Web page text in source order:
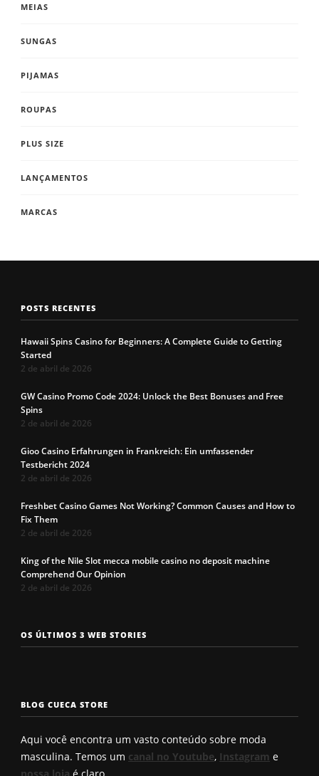
MEIAS
SUNGAS
PIJAMAS
ROUPAS
PLUS SIZE
LANÇAMENTOS
MARCAS
POSTS RECENTES
Hawaii Spins Casino for Beginners: A Complete Guide to Getting
Started
2 de abril de 2026
GW Casino Promo Code 2024: Unlock the Best Bonuses and Free
Spins
2 de abril de 2026
Gioo Casino Erfahrungen in Frankreich: Ein umfassender
Testbericht 2024
2 de abril de 2026
Freshbet Casino Games Not Working? Common Causes and How to
Fix Them
2 de abril de 2026
King of the Nile Slot mecca mobile casino no deposit machine
Comprehend Our Opinion
2 de abril de 2026
OS ÚLTIMOS 3 WEB STORIES
Os 7 tipos de
rosto
Cueca com
enchimento
a cueca
Roberto
BLOG CUECA STORE
Aqui você encontra um vasto conteúdo sobre moda
masculina. Temos um canal no Youtube, Instagram e
nossa loja é claro.